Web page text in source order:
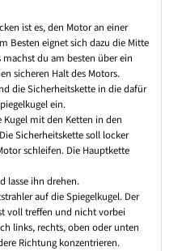
ist es, den Motor an einer
Besten eignet sich dazu die Mitte
machst du am besten über ein
sicheren Halt des Motors.
die Sicherheitskette in die dafür
ein.
mit den Ketten in den
Sicherheitskette soll locker
schleifen. Die Hauptkette
lasse ihn drehen.
auf die Spiegelkugel. Der
voll treffen und nicht vorbei
links, rechts, oben oder unten
Richtung konzentrieren.